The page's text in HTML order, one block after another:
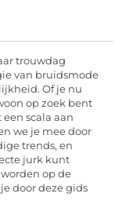
trouwdag
van bruidsmode
Of je nu
op zoek bent
scala aan
we je mee door
trends, en
jurk kunt
op de
door deze gids